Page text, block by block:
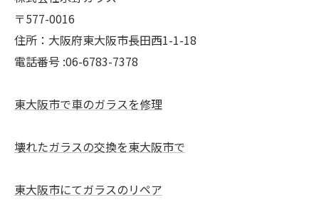
〒577-0016
住所：大阪府東大阪市長田西1-1-18
電話番号 :06-6783-7378
東大阪市で車のガラスを修理
壊れたガラスの交換を東大阪市で
東大阪市にてガラスのリペア